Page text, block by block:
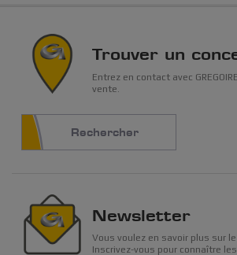
Trouver un
Entrez en contact avec
vente.
Rechercher
Newsletter
Vous voulez en savoir plus sur le
Inscrivez-vous pour connaître